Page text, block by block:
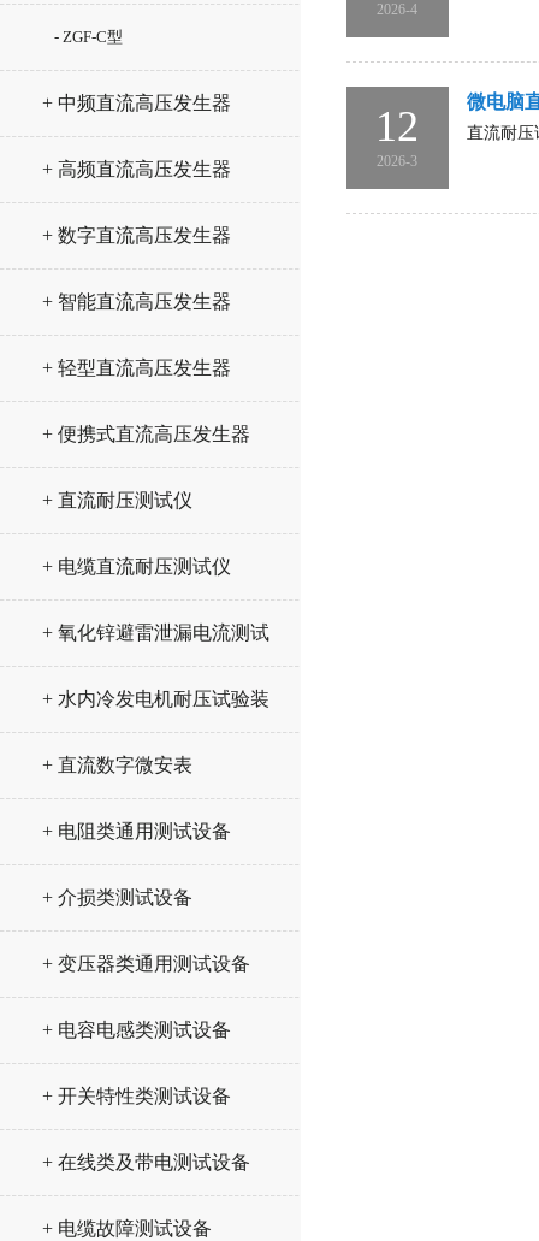
- ZGF-C型
+ 中频直流高压发生器
+ 高频直流高压发生器
+ 数字直流高压发生器
+ 智能直流高压发生器
+ 轻型直流高压发生器
+ 便携式直流高压发生器
+ 直流耐压测试仪
+ 电缆直流耐压测试仪
+ 氧化锌避雷泄漏电流测试
仪
+ 水内冷发电机耐压试验装
置
+ 直流数字微安表
+ 电阻类通用测试设备
+ 介损类测试设备
+ 变压器类通用测试设备
+ 电容电感类测试设备
+ 开关特性类测试设备
+ 在线类及带电测试设备
+ 电缆故障测试设备
2026-4
12
2026-3
微电脑
直流耐压